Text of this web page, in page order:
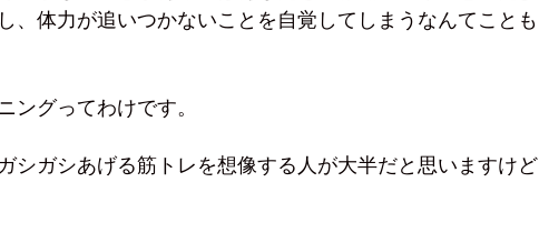
、体力が追いつかないことを自覚してしまうなんてことも
ングってわけです。
シガシあげる筋トレを想像する人が大半だと思いますけど